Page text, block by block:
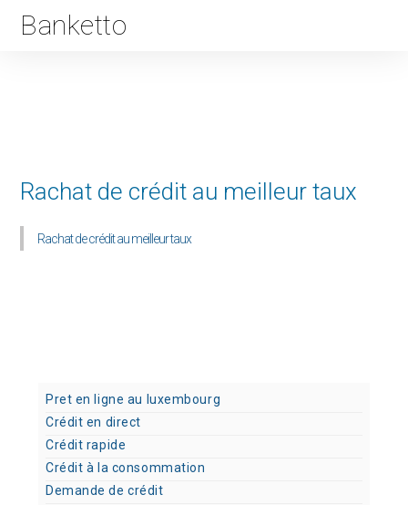
Banketto
Rachat de crédit au meilleur taux
Rachat de crédit au meilleur taux
Pret en ligne au luxembourg
Crédit en direct
Crédit rapide
Crédit à la consommation
Demande de crédit